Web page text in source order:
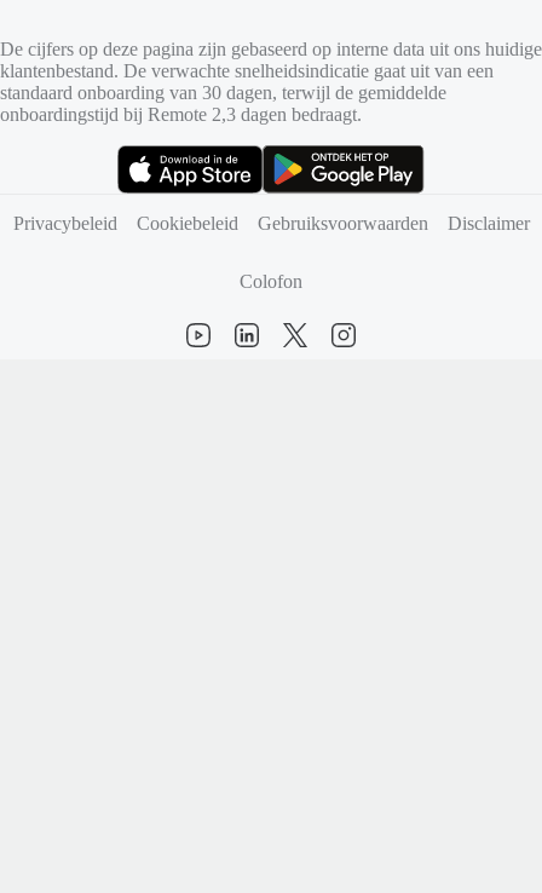
De cijfers op deze pagina zijn gebaseerd op interne data uit ons huidige
klantenbestand. De verwachte snelheidsindicatie gaat uit van een
standaard onboarding van 30 dagen, terwijl de gemiddelde
onboardingstijd bij Remote 2,3 dagen bedraagt.
Privacybeleid
Cookiebeleid Gebruiksvoorwaarden Disclaimer
Colofon